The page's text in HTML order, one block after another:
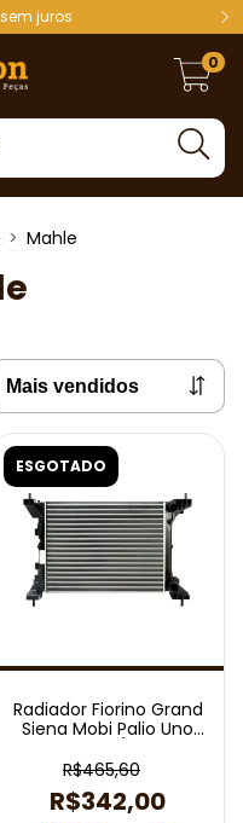
juros
0
> Mahle
ESGOTADO
Radiador Fiorino Grand
Siena Mobi Palio Uno
09/25
R$465,60
R$342,00